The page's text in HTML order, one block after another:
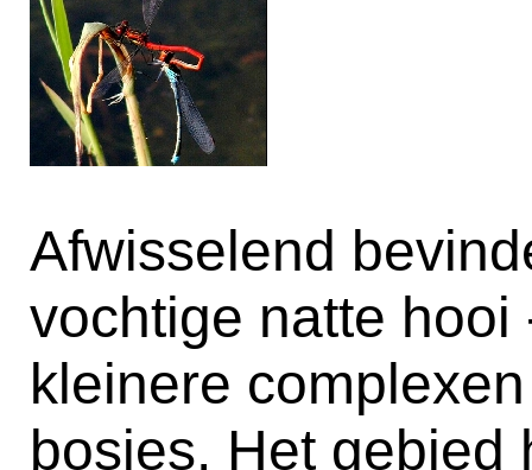
Afwisselend
vochtige natte
kleinere
bosjes. Het gebied